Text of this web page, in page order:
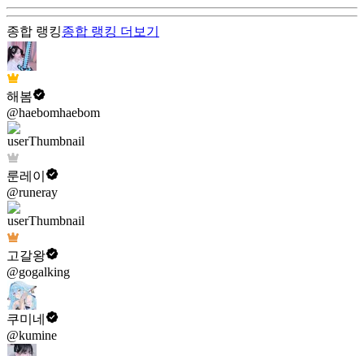
종합 랭킹종합 랭킹 더보기
해봄
@haebomhaebom
룬레이
@runeray
고갈왕
@gogalking
쿠미네
@kumine